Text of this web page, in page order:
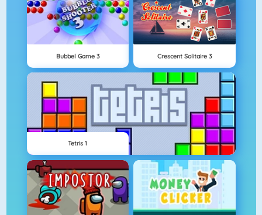
Bubbel Game 3 Crescent Solitaire 3
Tetris 1